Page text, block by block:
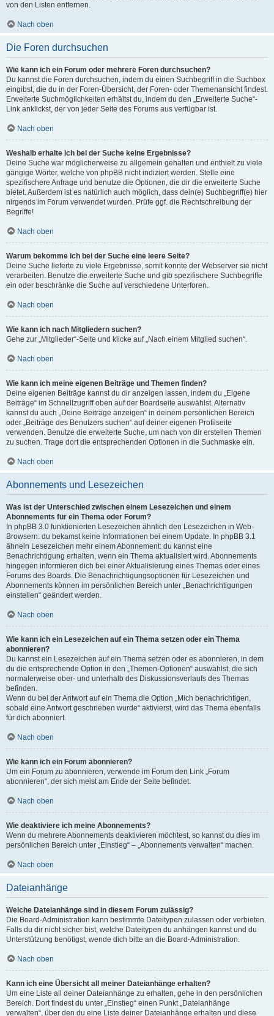
von den Listen entfernen.
Nach oben
Die Foren durchsuchen
Wie kann ich ein Forum oder mehrere Foren durchsuchen?
Du kannst die Foren durchsuchen, indem du einen Suchbegriff in die Suchbox
eingibst, die du in der Foren-Übersicht, der Foren- oder Themenansicht findest.
Erweiterte Suchmöglichkeiten erhältst du, indem du den „Erweiterte Suche“-
Link anklickst, der von jeder Seite des Forums aus verfügbar ist.
Nach oben
Weshalb erhalte ich bei der Suche keine Ergebnisse?
Deine Suche war möglicherweise zu allgemein gehalten und enthielt zu viele
gängige Wörter, welche von phpBB nicht indiziert werden. Stelle eine
spezifischere Anfrage und benutze die Optionen, die dir die erweiterte Suche
bietet. Außerdem ist es natürlich auch möglich, dass dein(e) Suchbegriff(e) hier
nirgends im Forum verwendet wurden. Prüfe ggf. die Rechtschreibung der
Begriffe!
Nach oben
Warum bekomme ich bei der Suche eine leere Seite?
Deine Suche lieferte zu viele Ergebnisse, somit konnte der Webserver sie nicht
verarbeiten. Benutze die erweiterte Suche und gib spezifischere Suchbegriffe
ein oder beschränke die Suche auf verschiedene Unterforen.
Nach oben
Wie kann ich nach Mitgliedern suchen?
Gehe zur „Mitglieder“-Seite und klicke auf „Nach einem Mitglied suchen“.
Nach oben
Wie kann ich meine eigenen Beiträge und Themen finden?
Deine eigenen Beiträge kannst du dir anzeigen lassen, indem du „Eigene
Beiträge“ im Schnellzugriff oben auf der Boardseite auswählst. Alternativ
kannst du auch „Deine Beiträge anzeigen“ in deinem persönlichen Bereich
oder „Beiträge des Benutzers suchen“ auf deiner eigenen Profilseite
verwenden. Benutze die erweiterte Suche, um nach von dir erstellen Themen
zu suchen. Trage dort die entsprechenden Optionen in die Suchmaske ein.
Nach oben
Abonnements und Lesezeichen
Was ist der Unterschied zwischen einem Lesezeichen und einem
Abonnements für ein Thema oder Forum?
In phpBB 3.0 funktionierten Lesezeichen ähnlich den Lesezeichen in Web-
Browsern: du bekamst keine Informationen bei einem Update. In phpBB 3.1
ähneln Lesezeichen mehr einem Abonnement: du kannst eine
Benachrichtigung erhalten, wenn ein Thema aktualisiert wird. Abonnements
hingegen informieren dich bei einer Aktualisierung eines Themas oder eines
Forums des Boards. Die Benachrichtigungsoptionen für Lesezeichen und
Abonnements können im persönlichen Bereich unter „Benachrichtigungen
einstellen“ geändert werden.
Nach oben
Wie kann ich ein Lesezeichen auf ein Thema setzen oder ein Thema
abonnieren?
Du kannst ein Lesezeichen auf ein Thema setzen oder es abonnieren, in dem
du die entsprechende Option in den „Themen-Optionen“ auswählst, die sich
normalerweise ober- und unterhalb des Diskussionsverlaufs des Themas
befinden.
Wenn du bei der Antwort auf ein Thema die Option „Mich benachrichtigen,
sobald eine Antwort geschrieben wurde“ aktivierst, wird das Thema ebenfalls
für dich abonniert.
Nach oben
Wie kann ich ein Forum abonnieren?
Um ein Forum zu abonnieren, verwende im Forum den Link „Forum
abonnieren“, der sich meist am Ende der Seite befindet.
Nach oben
Wie deaktiviere ich meine Abonnements?
Wenn du mehrere Abonnements deaktivieren möchtest, so kannst du dies im
persönlichen Bereich unter „Einstieg“ – „Abonnements verwalten“ machen.
Nach oben
Dateianhänge
Welche Dateianhänge sind in diesem Forum zulässig?
Die Board-Administration kann bestimmte Dateitypen zulassen oder verbieten.
Falls du dir nicht sicher bist, welche Dateitypen du anhängen kannst und du
Unterstützung benötigst, wende dich bitte an die Board-Administration.
Nach oben
Kann ich eine Übersicht all meiner Dateianhänge erhalten?
Um eine Liste all deiner Dateianhänge zu erhalten, gehe in den persönlichen
Bereich. Dort findest du unter „Einstieg“ einen Punkt „Dateianhänge
verwalten“, über den du eine Liste deiner Dateianhänge erhalten und diese